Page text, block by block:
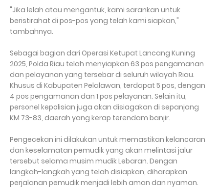
"Jika lelah atau mengantuk, kami sarankan untuk
beristirahat di pos-pos yang telah kami siapkan,"
tambahnya.
Sebagai bagian dari Operasi Ketupat Lancang Kuning
2025, Polda Riau telah menyiapkan 63 pos pengamanan
dan pelayanan yang tersebar di seluruh wilayah Riau.
Khusus di Kabupaten Pelalawan, terdapat 5 pos, dengan
4 pos pengamanan dan 1 pos pelayanan. Selain itu,
personel kepolisian juga akan disiagakan di sepanjang
KM 73-83, daerah yang kerap terendam banjir.
Pengecekan ini dilakukan untuk memastikan kelancaran
dan keselamatan pemudik yang akan melintasi jalur
tersebut selama musim mudik Lebaran. Dengan
langkah-langkah yang telah disiapkan, diharapkan
perjalanan pemudik menjadi lebih aman dan nyaman.